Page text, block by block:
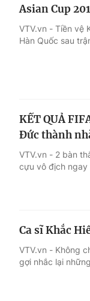
Asian Cup
VTV.vn - Tiền vệ
Hàn Quốc sau
KẾT QUẢ
Đức thành
VTV.vn - 2 bàn
cựu vô địch ngay
Ca sĩ Khắc
VTV.vn - Không
gợi nhắc lại